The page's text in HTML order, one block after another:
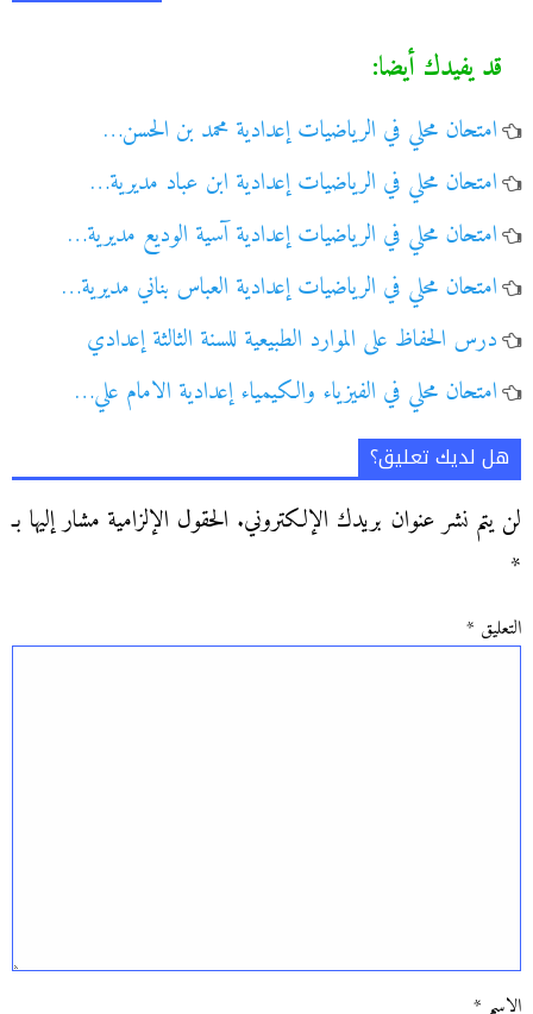
قد يفيدك أيضا:
امتحان محلي في الرياضيات إعدادية محمد بن الحسن…
امتحان محلي في الرياضيات إعدادية ابن عباد مديرية…
امتحان محلي في الرياضيات إعدادية آسية الوديع مديرية…
امتحان محلي في الرياضيات إعدادية العباس بناني مديرية…
درس الحفاظ على الموارد الطبيعية للسنة الثالثة إعدادي
امتحان محلي في الفيزياء والكيمياء إعدادية الامام علي…
هل لديك تعليق؟
لن يتم نشر عنوان بريدك الإلكتروني. الحقول الإلزامية مشار إليها بـ
*
التعليق *
الاسم *